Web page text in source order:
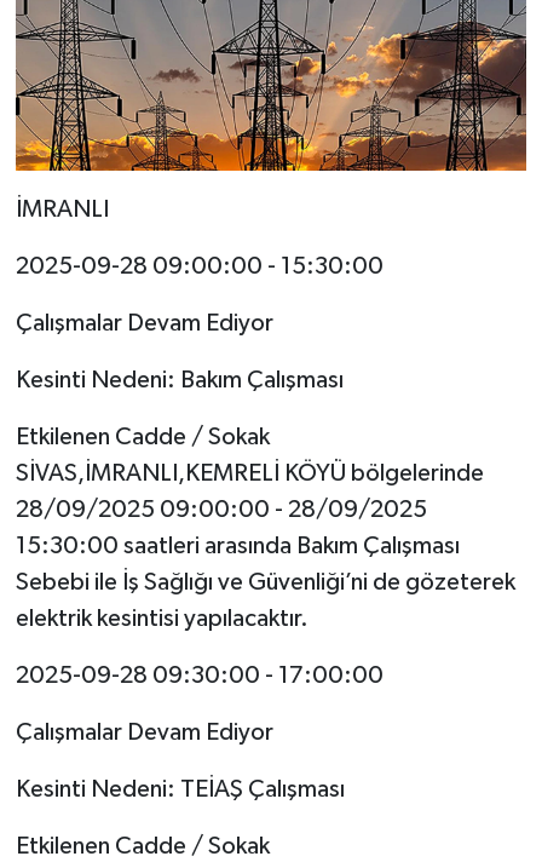
İMRANLI
2025-09-28 09:00:00 - 15:30:00
Çalışmalar Devam Ediyor
Kesinti Nedeni: Bakım Çalışması
Etkilenen Cadde / Sokak
SİVAS,İMRANLI,KEMRELİ KÖYÜ bölgelerinde
28/09/2025 09:00:00 - 28/09/2025
15:30:00 saatleri arasında Bakım Çalışması
Sebebi ile İş Sağlığı ve Güvenliği’ni de gözeterek
elektrik kesintisi yapılacaktır.
2025-09-28 09:30:00 - 17:00:00
Çalışmalar Devam Ediyor
Kesinti Nedeni: TEİAŞ Çalışması
Etkilenen Cadde / Sokak